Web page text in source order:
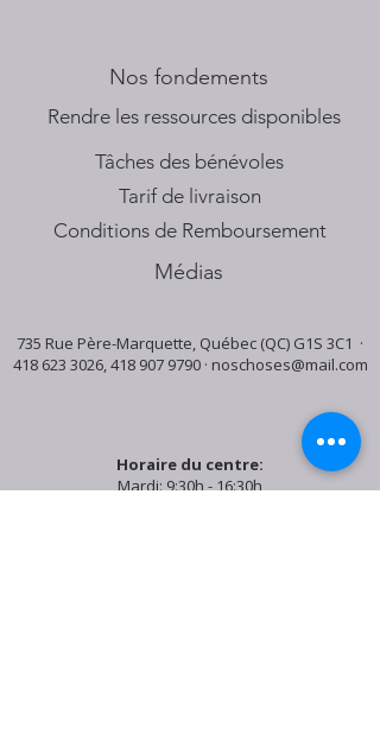
Nos fondements
​Rendre les ressources disponibles
Tâches des bénévoles
Tarif de livraison
Conditions de Remboursement
Médias
735 Rue Père-Marquette, Québec (QC) G1S 3C1 ·
418 623 3026,418 907 9790· noschoses@mail.com
Horaire du centre:
Mardi: 9:30h - 16:30h